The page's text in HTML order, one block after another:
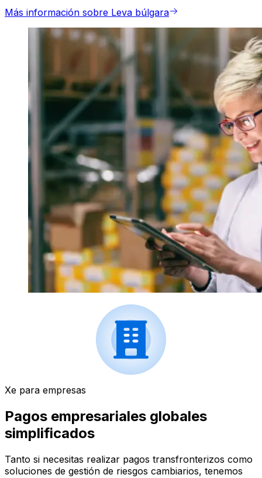
Más información sobre Leva búlgara
Xe para empresas
Pagos empresariales globales
simplificados
Tanto si necesitas realizar pagos transfronterizos como
soluciones de gestión de riesgos cambiarios, tenemos